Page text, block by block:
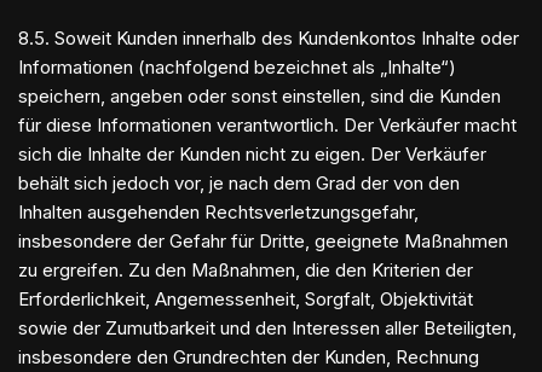
8.5. Soweit Kunden innerhalb des Kundenkontos Inhalte oder
Informationen (nachfolgend bezeichnet als „Inhalte“)
speichern, angeben oder sonst einstellen, sind die Kunden
für diese Informationen verantwortlich. Der Verkäufer macht
sich die Inhalte der Kunden nicht zu eigen. Der Verkäufer
behält sich jedoch vor, je nach dem Grad der von den
Inhalten ausgehenden Rechtsverletzungsgefahr,
insbesondere der Gefahr für Dritte, geeignete Maßnahmen
zu ergreifen. Zu den Maßnahmen, die den Kriterien der
Erforderlichkeit, Angemessenheit, Sorgfalt, Objektivität
sowie der Zumutbarkeit und den Interessen aller Beteiligten,
insbesondere den Grundrechten der Kunden, Rechnung